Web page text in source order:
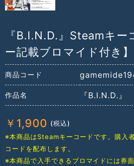
『B.I.N.D.』Steamキー
ー記載ブロマイド付き】
商品コード
作品名 『B.I.N.D.』
￥ 1,900
※本商品はSteamキーコードです。購入
コードを配布します。
※本商品で入手できるブロマイドには券